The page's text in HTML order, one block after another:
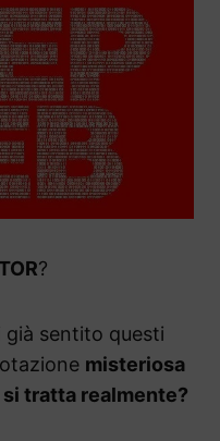
?
sentito questi
misteriosa
si tratta realmente?